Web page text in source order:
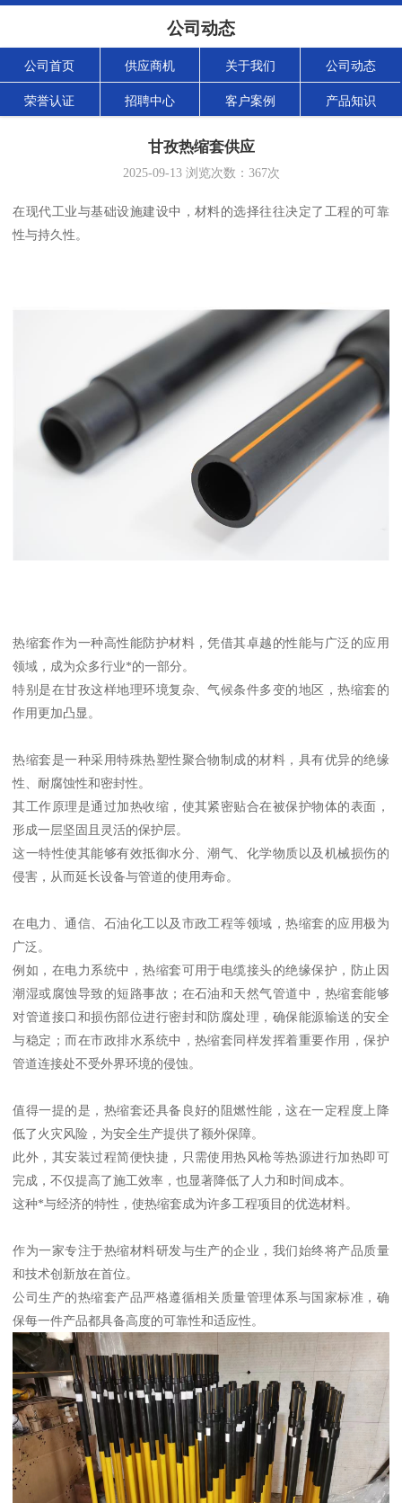
公司动态
公司首页 供应商机 关于我们 公司动态
荣誉认证 招聘中心 客户案例 产品知识
甘孜热缩套供应
2025-09-13浏览次数： 367次
在现代工业与基础设施建设中，材料的选择往往决定了工程的可靠
性与持久性。
热缩套作为一种高性能防护材料，凭借其卓越的性能与广泛的应用
领域，成为众多行业*的一部分。
特别是在甘孜这样地理环境复杂、气候条件多变的地区，热缩套的
作用更加凸显。
热缩套是一种采用特殊热塑性聚合物制成的材料，具有优异的绝缘
性、耐腐蚀性和密封性。
其工作原理是通过加热收缩，使其紧密贴合在被保护物体的表面，
形成一层坚固且灵活的保护层。
这一特性使其能够有效抵御水分、潮气、化学物质以及机械损伤的
侵害，从而延长设备与管道的使用寿命。
在电力、通信、石油化工以及市政工程等领域，热缩套的应用极为
广泛。
例如，在电力系统中，热缩套可用于电缆接头的绝缘保护，防止因
潮湿或腐蚀导致的短路事故；在石油和天然气管道中，热缩套能够
对管道接口和损伤部位进行密封和防腐处理，确保能源输送的安全
与稳定；而在市政排水系统中，热缩套同样发挥着重要作用，保护
管道连接处不受外界环境的侵蚀。
值得一提的是，热缩套还具备良好的阻燃性能，这在一定程度上降
低了火灾风险，为安全生产提供了额外保障。
此外，其安装过程简便快捷，只需使用热风枪等热源进行加热即可
完成，不仅提高了施工效率，也显著降低了人力和时间成本。
这种*与经济的特性，使热缩套成为许多工程项目的优选材料。
作为一家专注于热缩材料研发与生产的企业，我们始终将产品质量
和技术创新放在首位。
公司生产的热缩套产品严格遵循相关质量管理体系与国家标准，确
保每一件产品都具备高度的可靠性和适应性。